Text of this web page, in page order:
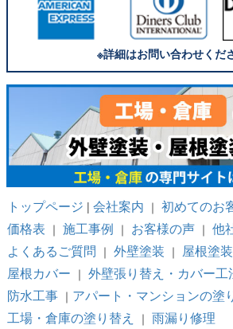
※詳細はお問い合わせくだ
トップページ | 会社案内 ｜ 初めてのお
価格表 ｜ 施工事例 ｜ お客様の声｜ 他
よくあるご質問 ｜ 外壁塗装 ｜ 屋根塗装
屋根カバー ｜ 外壁張り替え・カバー工
防水工事｜ アパート・マンションの塗
工場・倉庫の塗り替え
｜ 雨漏り修理